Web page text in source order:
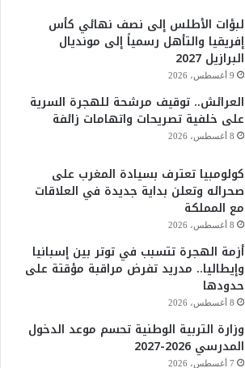
لبؤات الأطلس إلى نصف نهائي كأس
إفريقيا والتأهل رسمياً إلى مونديال
البرازيل 2027
9 أغسطس، 2026
العرائش.. توقيف مرشحة للهجرة السرية
على خلفية تصريحات واتهامات زائفة
8 أغسطس، 2026
كولومبيا تعترف بسيادة المغرب على
صحرائه وتعلن بداية جديدة في العلاقات
مع المملكة
8 أغسطس، 2026
أزمة الهجرة تتسبب في توتر بين إسبانيا
وإيطاليا.. مدريد تفرض مراقبة مؤقتة على
حدودها
8 أغسطس، 2026
وزارة التربية الوطنية تحسم موعد الدخول
المدرسي 2026-2027
7 أغسطس، 2026